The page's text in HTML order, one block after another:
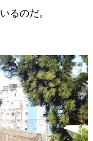
るのだ。